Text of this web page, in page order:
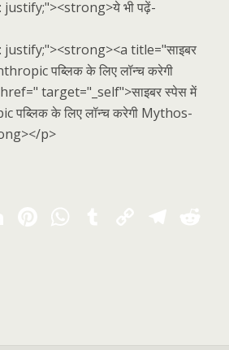
भी पढ़ें-
title="साइबर
पब्लिक के लिए लॉन्च करेगी
target="_self">साइबर स्पेस में
पब्लिक के लिए लॉन्च करेगी Mythos-
p>